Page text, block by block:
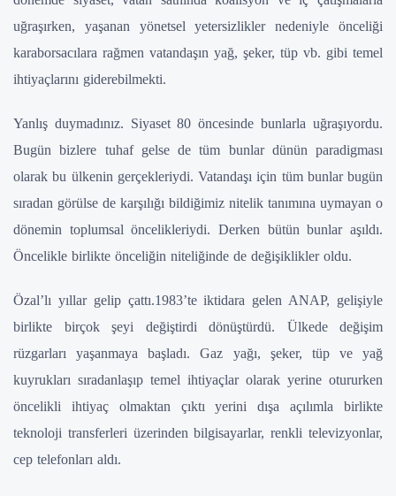
uğraşırken, yaşanan yönetsel yetersizlikler nedeniyle önceliği
karaborsacılara rağmen vatandaşın yağ, şeker, tüp vb. gibi temel
ihtiyaçlarını giderebilmekti.
Yanlış duymadınız. Siyaset 80 öncesinde bunlarla uğraşıyordu.
Bugün bizlere tuhaf gelse de tüm bunlar dünün paradigması
olarak bu ülkenin gerçekleriydi. Vatandaşı için tüm bunlar bugün
sıradan görülse de karşılığı bildiğimiz nitelik tanımına uymayan o
dönemin toplumsal öncelikleriydi. Derken bütün bunlar aşıldı.
Öncelikle birlikte önceliğin niteliğinde de değişiklikler oldu.
Özal’lı yıllar gelip çattı.1983’te iktidara gelen ANAP, gelişiyle
birlikte birçok şeyi değiştirdi dönüştürdü. Ülkede değişim
rüzgarları yaşanmaya başladı. Gaz yağı, şeker, tüp ve yağ
kuyrukları sıradanlaşıp temel ihtiyaçlar olarak yerine otururken
öncelikli ihtiyaç olmaktan çıktı yerini dışa açılımla birlikte
teknoloji transferleri üzerinden bilgisayarlar, renkli televizyonlar,
cep telefonları aldı.